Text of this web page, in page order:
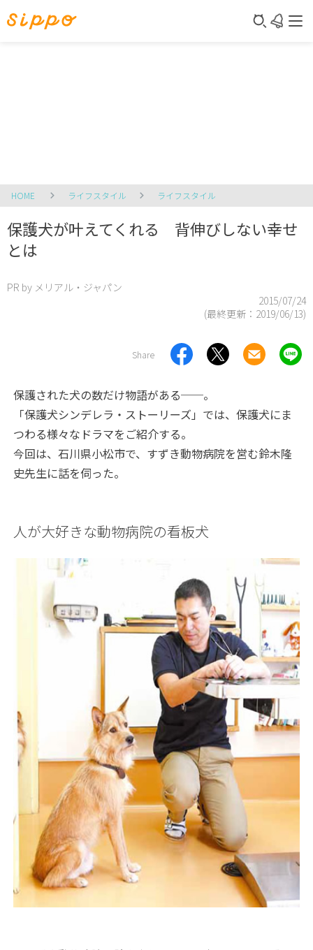
HOME ライフスタイル ライフスタイル
保護犬が叶えてくれる 背伸びしない幸せ
とは
PR by メリアル・ジャパン
2015/07/24
(最終更新： 2019/06/13)
Share
保護された犬の数だけ物語がある──。
「保護犬シンデレラ・ストーリーズ」では、保護犬にま
つわる様々なドラマをご紹介する。
今回は、石川県小松市で、すずき動物病院を営む鈴木隆
史先生に話を伺った。
人が大好きな動物病院の看板犬